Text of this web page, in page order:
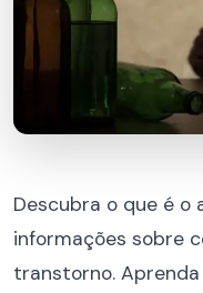
Descubra o que é o
informações sobre
transtorno.